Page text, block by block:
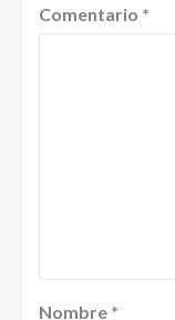
Comentario *
Nombre *